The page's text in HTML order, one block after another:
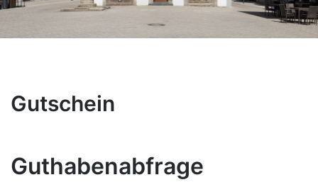
Gutschein
Guthabenabfrage